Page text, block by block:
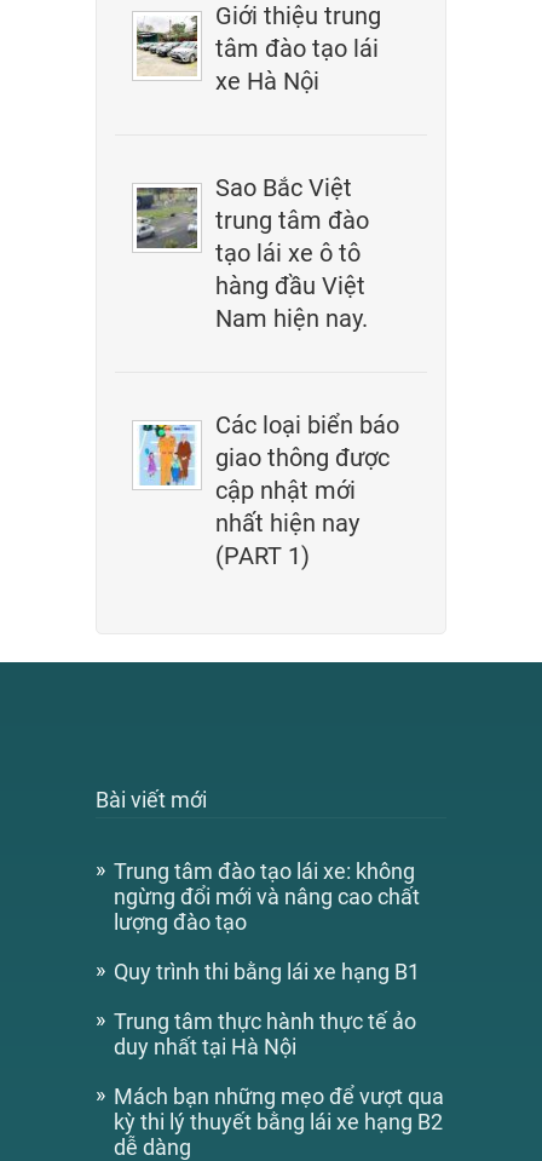
Giới thiệu trung
tâm đào tạo lái
xe Hà Nội
Sao Bắc Việt
trung tâm đào
tạo lái xe ô tô
hàng đầu Việt
Nam hiện nay.
Các loại biển báo
giao thông được
cập nhật mới
nhất hiện nay
(PART 1)
Bài viết mới
Trung tâm đào tạo lái xe: không
ngừng đổi mới và nâng cao chất
lượng đào tạo
Quy trình thi bằng lái xe hạng B1
Trung tâm thực hành thực tế ảo
duy nhất tại Hà Nội
Mách bạn những mẹo để vượt qua
kỳ thi lý thuyết bằng lái xe hạng B2
dễ dàng